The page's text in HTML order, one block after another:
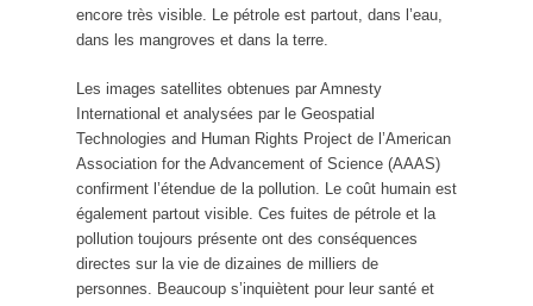
encore très visible. Le pétrole est partout, dans l’eau,
dans les mangroves et dans la terre.
Les images satellites obtenues par Amnesty
International et analysées par le Geospatial
Technologies and Human Rights Project de l’American
Association for the Advancement of Science (AAAS)
confirment l’étendue de la pollution. Le coût humain est
également partout visible. Ces fuites de pétrole et la
pollution toujours présente ont des conséquences
directes sur la vie de dizaines de milliers de
personnes. Beaucoup s’inquiètent pour leur santé et